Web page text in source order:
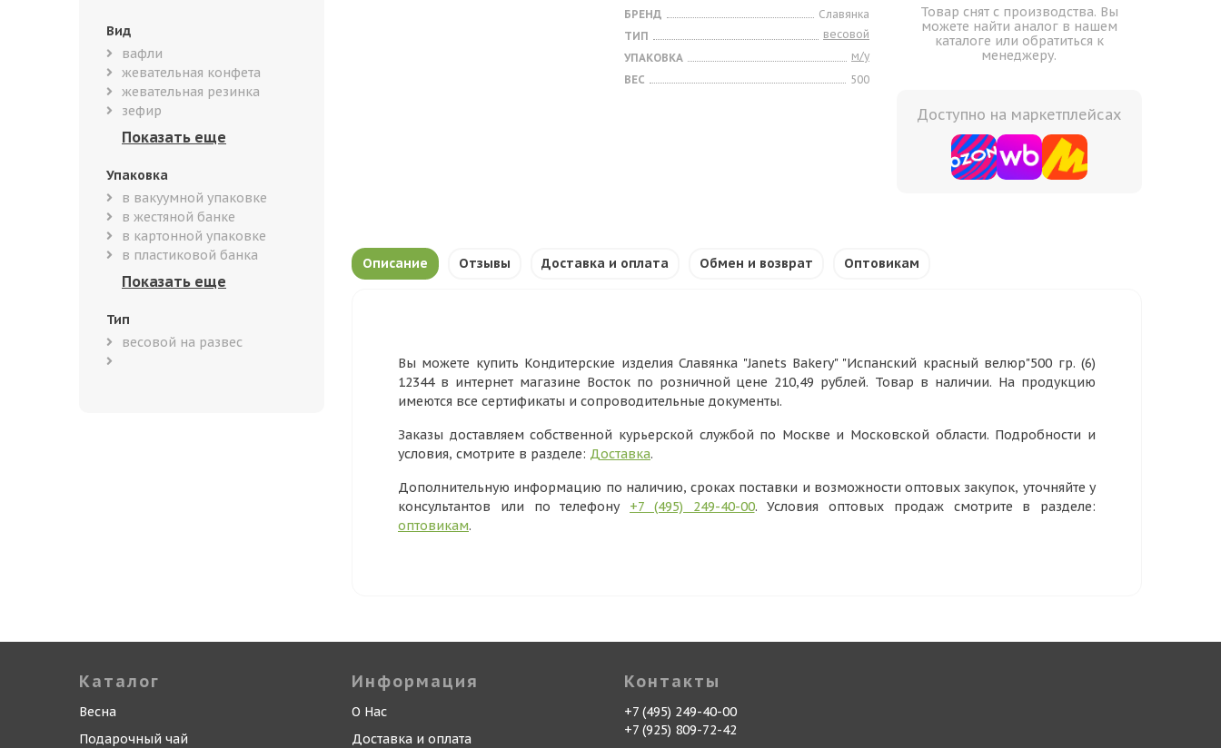
Вид
вафли
жевательная конфета
жевательная резинка
зефир
Упаковка
в вакуумной упаковке
в жестяной банке
в картонной упаковке
в пластиковой банка
Тип
весовой на развес
БРЕНД
Славянка
ТИП
весовой
УПАКОВКА
м/у
ВЕС
500
Товар снят с производства. Вы
можете найти аналог в нашем
каталоге или обратиться к
менеджеру.
Доступно на маркетплейсах
Описание Отзывы Доставка и оплата Обмен и возврат Оптовикам
Вы можете купить Кондитерские изделия Славянка "Janets Bakery" "Испанский красный велюр"500 гр. (6)
12344 в интернет магазине Восток по розничной цене 210,49 рублей. Товар в наличии. На продукцию
имеются все сертификаты и сопроводительные документы.
Заказы доставляем собственной курьерской службой по Москве и Московской области. Подробности и
условия, смотрите в разделе: Доставка.
Дополнительную информацию по наличию, сроках поставки и возможности оптовых закупок, уточняйте у
консультантов или по телефону +7 (495) 249-40-00. Условия оптовых продаж смотрите в разделе:
оптовикам.
Каталог
Весна
Подарочный чай
Информация
О Нас
Доставка и оплата
Контакты
+7 (495) 249-40-00
+7 (925) 809-72-42